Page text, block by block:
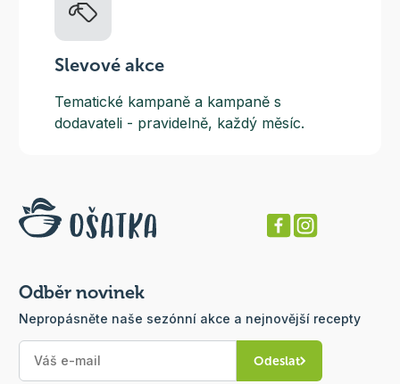
Slevové akce
Tematické kampaně a kampaně s
dodavateli - pravidelně, každý měsíc.
Odběr novinek
Nepropásněte naše sezónní akce a nejnovější recepty
Odeslat